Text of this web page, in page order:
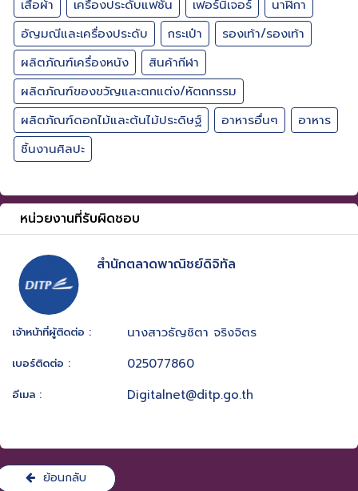
เสื้อผ้า
เครื่องประดับแฟชั่น เฟอร์นิเจอร์
นาฬิกา
อัญมณีและเครื่องประดับ
กระเป๋า
รองเท้า/รองเท้า
ผลิตภัณฑ์เครื่องหนัง
สินค้ากีฬา
ผลิตภัณฑ์ของขวัญและตกแต่ง/หัตถกรรม
ผลิตภัณฑ์ดอกไม้และต้นไม้ประดิษฐ์
อาหารอื่นๆ
อาหาร
ชิ้นงานศิลปะ
หน่วยงานที่รับผิดชอบ
สำนักตลาดพาณิชย์ดิจิทัล
เจ้าหน้าที่ผู้ติดต่อ : นางสาวธัญชิตา จริงจิตร
เบอร์ติดต่อ : 025077860
อีเมล : Digitalnet@ditp.go.th
ย้อนกลับ